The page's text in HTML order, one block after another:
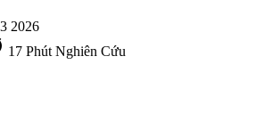
2026
17 Phút Nghiên Cứu